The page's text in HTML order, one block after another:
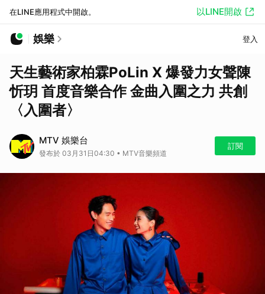
在LINE應用程式中開啟。 以LINE開啟
娛樂 登入
天生藝術家柏霖PoLin X 爆發力女聲陳
忻玥 首度音樂合作 金曲入圍之力 共創
〈入圍者〉
MTV 娛樂台
發布於 03月31日04:30 • MTV音樂頻道
訂閱